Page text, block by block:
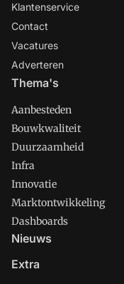
Klantenservice
Contact
Vacatures
Adverteren
Thema's
Aanbesteden
Bouwkwaliteit
Duurzaamheid
Infra
Innovatie
Marktontwikkeling
Dashboards
Nieuws
Extra